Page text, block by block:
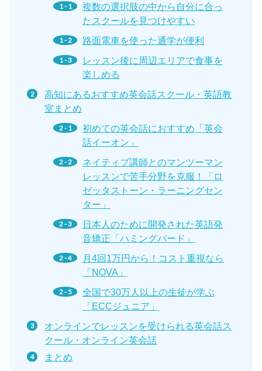
複数の選択肢の中から自分に合っ
たスクールを見つけやすい
路面電車を使った通学が便利
レッスン後に周辺エリアで食事を
楽しめる
高知にあるおすすめ英会話スクール・英語教
室まとめ
初めての英会話におすすめ「英会
話イーオン」
ネイティブ講師とのマンツーマン
レッスンで苦手分野を克服！「ロ
ゼッタストーン・ラーニングセン
ター」
日本人のために開発された英語発
音矯正「ハミングバード」
月4回1万円から！コスト重視なら
「NOVA」
全国で30万人以上の生徒が学ぶ
「ECCジュニア」
オンラインでレッスンを受けられる英会話ス
クール・オンライン英会話
まとめ